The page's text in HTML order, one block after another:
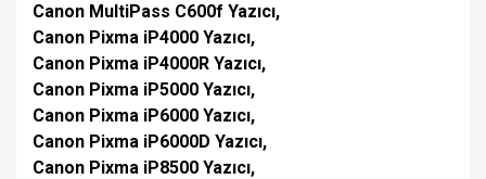
Canon MultiPass C600f Yazıcı,
Canon Pixma iP4000 Yazıcı,
Canon Pixma iP4000R Yazıcı,
Canon Pixma iP5000 Yazıcı,
Canon Pixma iP6000 Yazıcı,
Canon Pixma iP6000D Yazıcı,
Canon Pixma iP8500 Yazıcı,